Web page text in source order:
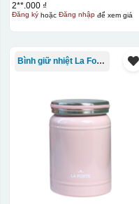
2**.000 ₫
Đăng kýhoặc Đăng nhậpđể xem giá
Bình giữ nhiệt La Fonte